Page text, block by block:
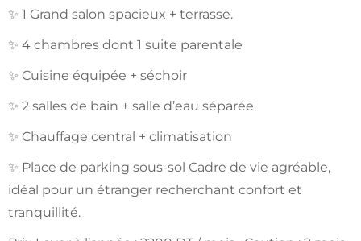
✨ 1 Grand salon spacieux + terrasse.
✨ 4 chambres dont 1 suite parentale
✨ Cuisine équipée + séchoir
✨ 2 salles de bain + salle d’eau séparée
✨ Chauffage central + climatisation
✨ Place de parking sous-sol Cadre de vie agréable,
idéal pour un étranger recherchant confort et
tranquillité.